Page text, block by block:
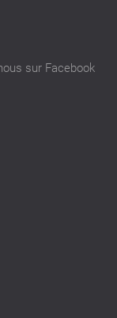
sur Facebook